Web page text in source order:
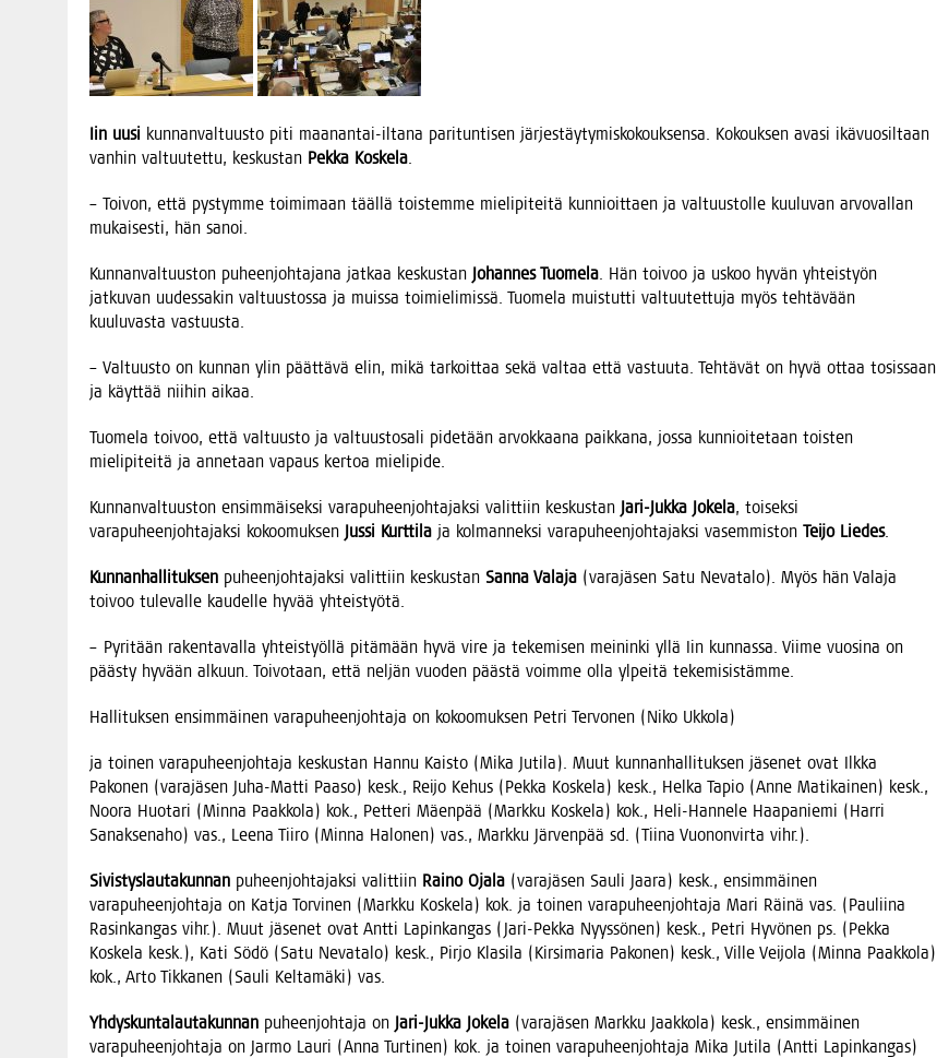
Iin uusi kun­nan­val­tuus­to piti maa­nan­tai-ilta­na pari­tun­ti­sen jär­jes­täy­ty­mis­ko­kouk­sen­sa. Kokouk­sen ava­si ikä­vuo­sil­taan
van­hin val­tuu­tet­tu, kes­kus­tan Pek­ka Kos­ke­la
– Toi­von, että pys­tym­me toi­mi­maan tääl­lä tois­tem­me mie­li­pi­tei­tä kun­nioit­taen ja val­tuus­tol­le kuu­lu­van arvo­val­lan
mukai­ses­ti, hän sanoi.
Kun­nan­val­tuus­ton puheen­joh­ta­ja­na jat­kaa kes­kus­tan Johan­nes Tuo­me­la . Hän toi­voo ja uskoo hyvän yhteis­työn
jat­ku­van uudes­sa­kin val­tuus­tos­sa ja muis­sa toi­mie­li­mis­sä. Tuo­me­la muis­tut­ti val­tuu­tet­tu­ja myös teh­tä­vään
kuu­lu­vas­ta vastuusta.
– Val­tuus­to on kun­nan ylin päät­tä­vä elin, mikä tar­koit­taa sekä val­taa että vas­tuu­ta. Teh­tä­vät on hyvä ottaa tosis­saan
ja käyt­tää nii­hin aikaa.
Tuo­me­la toi­voo, että val­tuus­to ja val­tuus­to­sa­li pide­tään arvok­kaa­na paik­ka­na, jos­sa kun­nioi­te­taan tois­ten
mie­li­pi­tei­tä ja anne­taan vapaus ker­toa mielipide.
Kun­nan­val­tuus­ton ensim­mäi­sek­si vara­pu­heen­joh­ta­jak­si valit­tiin kes­kus­tan Jari-Juk­ka Joke­la, toi­sek­si
vara­pu­heen­joh­ta­jak­si kokoo­muk­sen Jus­si Kurt­ti­la ja kol­man­nek­si vara­pu­heen­joh­ta­jak­si vasem­mis­ton Tei­jo Lie­des.
Kun­nan­hal­li­tuk­sen puheen­joh­ta­jak­si valit­tiin kes­kus­tan San­na Vala­ja (vara­jä­sen Satu Neva­ta­lo). Myös hän Vala­ja
toi­voo tule­val­le kau­del­le hyvää yhteistyötä.
– Pyri­tään raken­ta­val­la yhteis­työl­lä pitä­mään hyvä vire ja teke­mi­sen mei­nin­ki yllä Iin kun­nas­sa. Vii­me vuo­si­na on
pääs­ty hyvään alkuun. Toi­vo­taan, että nel­jän vuo­den pääs­tä voim­me olla ylpei­tä tekemisistämme.
Hal­li­tuk­sen ensim­mäi­nen vara­pu­heen­joh­ta­ja on kokoo­muk­sen Pet­ri Ter­vo­nen (Niko Ukkola)
ja toi­nen vara­pu­heen­joh­ta­ja kes­kus­tan Han­nu Kais­to (Mika Juti­la). Muut kun­nan­hal­li­tuk­sen jäse­net ovat Ilk­ka
Pako­nen (vara­jä­sen Juha-Mat­ti Paa­so) kesk., Rei­jo Kehus (Pek­ka Kos­ke­la) kesk., Hel­ka Tapio (Anne Mati­kai­nen) kesk.,
Noo­ra Huo­ta­ri (Min­na Paak­ko­la) kok., Pet­te­ri Mäen­pää (Mark­ku Kos­ke­la) kok., Heli-Han­ne­le Haa­pa­nie­mi (Har­ri
Sanak­se­na­ho) vas., Lee­na Tii­ro (Min­na Halo­nen) vas., Mark­ku Jär­ven­pää sd. (Tii­na Vuo­non­vir­ta vihr.).
Sivis­tys­lau­ta­kun­nan puheen­joh­ta­jak­si valit­tiin Rai­no Oja­la (vara­jä­sen Sau­li Jaa­ra) kesk., ensim­mäi­nen
vara­pu­heen­joh­ta­ja on Kat­ja Tor­vi­nen (Mark­ku Kos­ke­la) kok. ja toi­nen vara­pu­heen­joh­ta­ja Mari Räi­nä vas. (Pau­lii­na
Rasin­kan­gas vihr.). Muut jäse­net ovat Ant­ti Lapin­kan­gas (Jari-Pek­ka Nyys­sö­nen) kesk., Pet­ri Hyvö­nen ps. (Pek­ka
Kos­ke­la kesk.), Kati Södö (Satu Neva­ta­lo) kesk., Pir­jo Kla­si­la (Kir­si­ma­ria Pako­nen) kesk., Vil­le Vei­jo­la (Min­na Paak­ko­la)
kok., Arto Tik­ka­nen (Sau­li Kel­ta­mä­ki) vas.
Yhdys­kun­ta­lau­ta­kun­nan puheen­joh­ta­ja on Jari-Juk­ka Joke­la (vara­jä­sen Mark­ku Jaak­ko­la) kesk., ensim­mäi­nen
vara­pu­heen­joh­ta­ja on Jar­mo Lau­ri (Anna Tur­ti­nen) kok. ja toi­nen vara­pu­heen­joh­ta­ja Mika Juti­la (Ant­ti Lapin­kan­gas)